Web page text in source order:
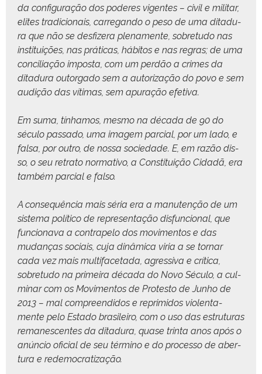
da con­fig­u­ração dos poderes vigentes – civ­il e mil­i­tar,
elites tradi­cionais, car­regan­do o peso de uma ditadu­
ra que não se des­fiz­era ple­na­mente, sobre­tu­do nas
insti­tu­ições, nas práti­cas, hábitos e nas regras; de uma
con­cil­i­ação impos­ta, com um perdão a crimes da
ditadu­ra out­or­ga­do sem a autor­iza­ção do povo e sem
audição das víti­mas, sem apu­ração efetiva.
Em suma, tín­hamos, mes­mo na déca­da de 90 do
sécu­lo pas­sa­do, uma imagem par­cial, por um lado, e
fal­sa, por out­ro, de nos­sa sociedade. E, em razão dis­
so, o seu retra­to nor­ma­ti­vo, a Con­sti­tu­ição Cidadã, era
tam­bém par­cial e falso.
A con­se­quên­cia mais séria era a manutenção de um
sis­tema políti­co de rep­re­sen­tação dis­fun­cional, que
fun­ciona­va a con­trape­lo dos movi­men­tos e das
mudanças soci­ais, cuja dinâmi­ca viria a se tornar
cada vez mais mul­ti­fac­eta­da, agres­si­va e críti­ca,
sobre­tu­do na primeira déca­da do Novo Sécu­lo, a cul­
mi­nar com os Movi­men­tos de Protesto de Jun­ho de
2013 – mal com­preen­di­dos e reprim­i­dos vio­len­ta­
mente pelo Esta­do brasileiro, com o uso das estru­turas
remanes­centes da ditadu­ra, quase trin­ta anos após o
anún­cio ofi­cial de seu tér­mi­no e do proces­so de aber­
tu­ra e redemocratização.